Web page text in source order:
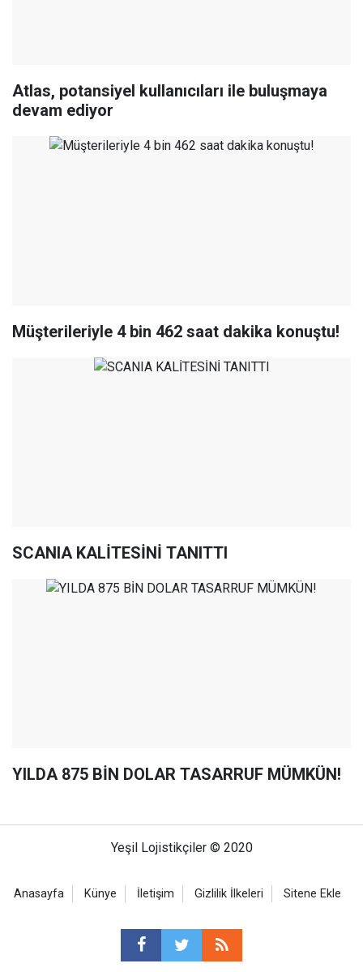
Atlas, potansiyel kullanıcıları ile buluşmaya
devam ediyor
Müşterileriyle 4 bin 462 saat dakika konuştu!
SCANIA KALİTESİNİ TANITTI
YILDA 875 BİN DOLAR TASARRUF MÜMKÜN!
Yeşil Lojistikçiler © 2020
Anasayfa Künye İletişim Gizlilik İlkeleri Sitene Ekle